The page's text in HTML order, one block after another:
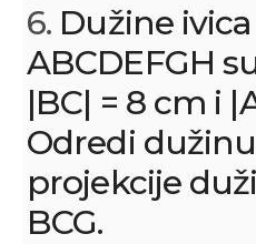
6. Dužine
ABCDEFGH
|BC| = 8 cm i
Odredi
projekcije
BCG.